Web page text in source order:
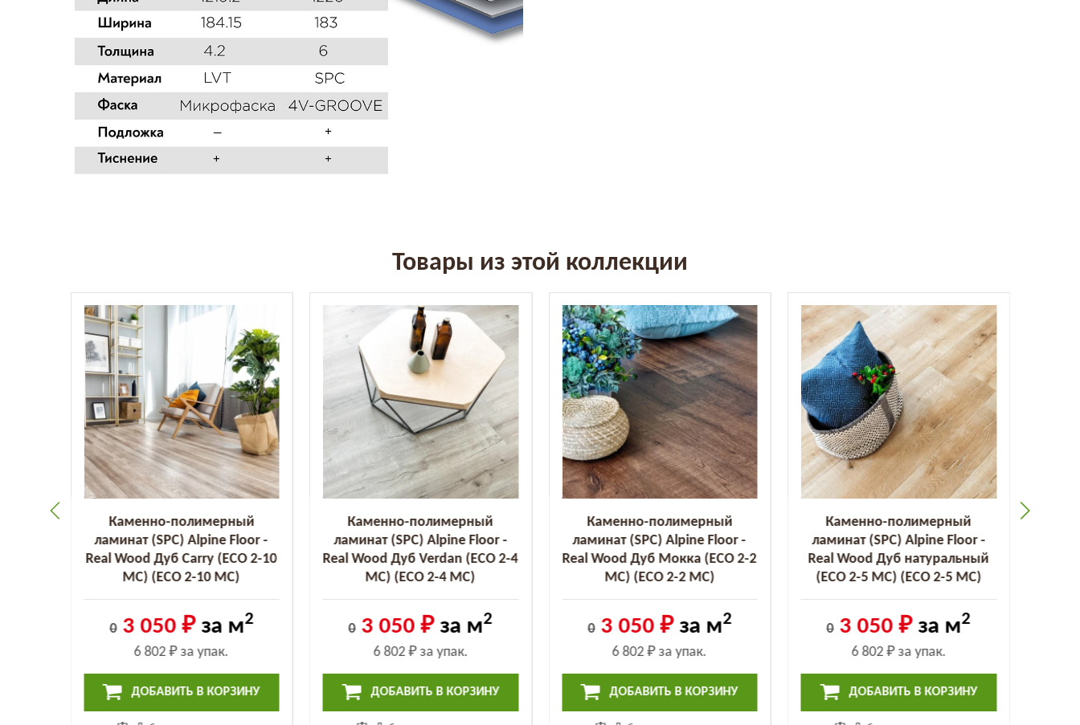
Товары из этой коллекции
Каменно-полимерный
ламинат (SPC) Alpine Floor -
Real Wood Дуб Carry (ECO 2-10
MC) (ECO 2-10 MC)
0 3 050 ₽за м2
6 802 ₽за упак.
ДОБАВИТЬ В КОРЗИНУ
Каменно-полимерный
ламинат (SPC) Alpine Floor -
Real Wood Дуб Verdan (ECO 2-4
MC) (ECO 2-4 MC)
0 3 050 ₽за м2
6 802 ₽за упак.
ДОБАВИТЬ В КОРЗИНУ
Каменно-полимерный
ламинат (SPC) Alpine Floor -
Real Wood Дуб Мокка (ECO 2-2
MC) (ECO 2-2 MC)
0 3 050 ₽за м2
6 802 ₽за упак.
ДОБАВИТЬ В КОРЗИНУ
Каменно-полимерный
ламинат (SPC) Alpine Floor -
Real Wood Дуб натуральный
(ECO 2-5 MC) (ECO 2-5 MC)
0 3 050 ₽за м2
6 802 ₽за упак.
ДОБАВИТЬ В КОРЗИНУ